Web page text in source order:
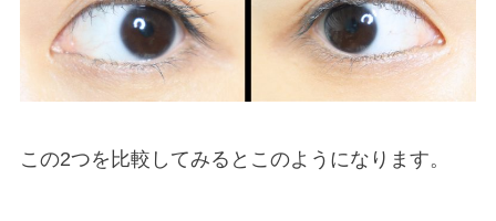
この2つを比較してみるとこのようになります。